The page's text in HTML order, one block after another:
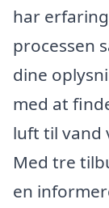
har
processen
dine
med at
luft til vand
Med tre
en